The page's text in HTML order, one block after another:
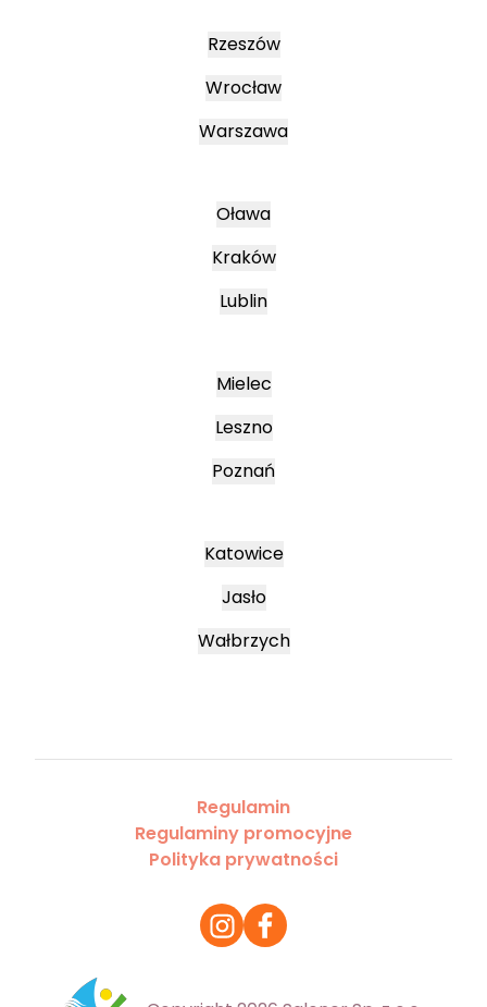
Rzeszów
Wrocław
Warszawa
Oława
Kraków
Lublin
Mielec
Leszno
Poznań
Katowice
Jasło
Wałbrzych
Regulamin
Regulaminy promocyjne
Polityka prywatności